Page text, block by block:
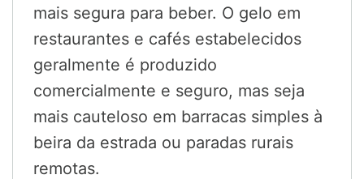
mais segura para beber. O gelo em
restaurantes e cafés estabelecidos
geralmente é produzido
comercialmente e seguro, mas seja
mais cauteloso em barracas simples à
beira da estrada ou paradas rurais
remotas.